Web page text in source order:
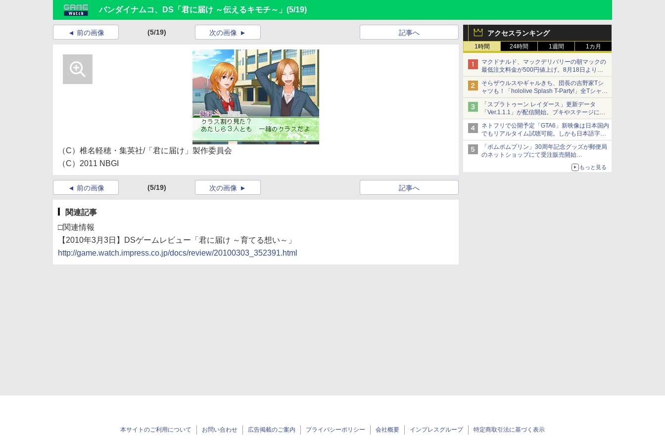
バンダイナムコ、DS「君に届け ～伝えるキモチ～」 (5/19)
アクセスランキング
1時間 24時間 1週間 1カ月
マクドナルド、マックデリバリーの朝マックの
最低注文料金が500円値上げ。8月18日より
1,500円から受付
そらザウルスやギャルきち、団長の吉野家Tシ
ャツも！「hololive Splash T-Party!」全Tシャツ
ラインナップ公開＆オンライン販売開始
「スプラトゥーン レイダース」更新データ
「Ver.1.1.1」が配信開始。ブキやステージに関
する不具合を修正
ネトフリで公開予定「GTA6」新映像は日本国内
でもリアルタイム試聴可能。しかも日本語字幕
付き
Netflixから公式回答あり
「ポムポムプリン」30周年記念グッズが郵便局
のネットショップにて受注販売開始
「おもちもちもちクッション」など今年だけの
もっと見る
前の画像 (5/19) 記事へ
次の画像
（C）椎名軽穂・集英社/「君に届け」製作委員会
（C）2011 NBGI
前の画像 (5/19) 記事へ
次の画像
関連記事
□関連情報
【2010年3月3日】DSゲームレビュー「君に届け ～育てる想い～」
http://game.watch.impress.co.jp/docs/review/20100303_352391.html
本サイトのご利用について お問い合わせ 広告掲載のご案内 プライバシーポリシー 会社概要 インプレスグループ 特定商取引法に基づく表示